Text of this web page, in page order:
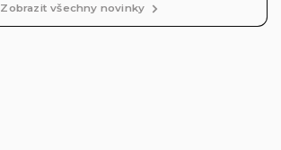
Zobrazit všechny novinky